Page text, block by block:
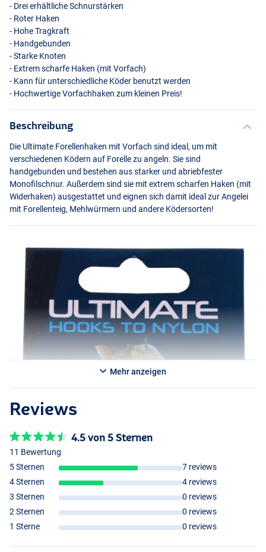
- Drei erhältliche Schnurstärken
- Roter Haken
- Hohe Tragkraft
- Handgebunden
- Starke Knoten
- Extrem scharfe Haken (mit Vorfach)
- Kann für unterschiedliche Köder benutzt werden
- Hochwertige Vorfachhaken zum kleinen Preis!
Beschreibung
Die Ultimate Forellenhaken mit Vorfach sind ideal, um mit
verschiedenen Ködern auf Forelle zu angeln. Sie sind
handgebunden und bestehen aus starker und abriebfester
Monofilschnur. Außerdem sind sie mit extrem scharfen Haken (mit
Widerhaken) ausgestattet und eignen sich damit ideal zur Angelei
mit Forellenteig, Mehlwürmern und andere Ködersorten!
Mehr anzeigen
Reviews
4.5 von 5 Sternen
11 Bewertung
5 Sternen
7 reviews
4 Sternen
4 reviews
3 Sternen
0 reviews
2 Sternen
0 reviews
1 Sterne
0 reviews